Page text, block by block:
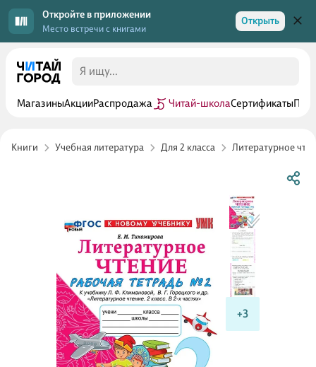
Откройте в приложении
Место встречи с книгами
Открыть
МагазиныАкцииРаспродажа Читай-школаСертификаты
Книги Учебная литература Для 2 класса Литературное
+3